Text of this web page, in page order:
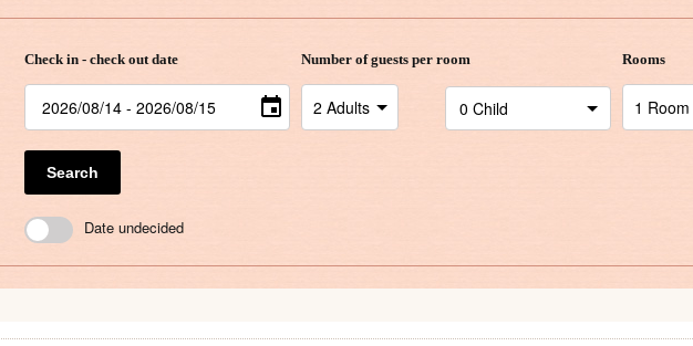
Check in - check out date Number of guests per room Rooms
Search
Date undecided